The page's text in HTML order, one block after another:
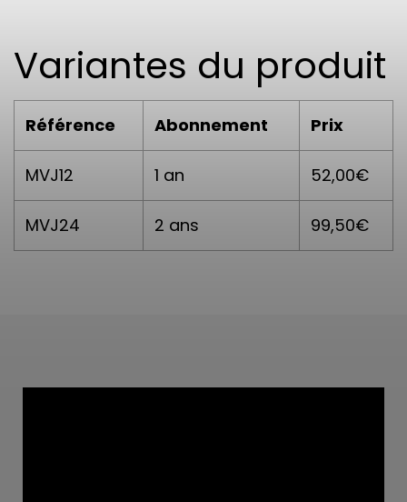
Variantes du produit
Référence Abonnement Prix
MVJ12 1 an 52,00€
MVJ24 2 ans 99,50€